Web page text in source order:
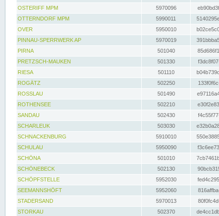
OSTERIFF MPM
5970096
OTTERNDORF MPM
5990011
OVER
5950010
PINNAU-SPERRWERK AP
5970019
PIRNA
501040
PRETZSCH-MAUKEN
501330
RIESA
501110
ROGÄTZ
502250
ROSSLAU
501490
ROTHENSEE
502210
SANDAU
502430
SCHARLEUK
503030
SCHNACKENBURG
5910010
SCHULAU
5950090
SCHÖNA
501010
SCHÖNEBECK
502130
SCHÖPFSTELLE
5952030
SEEMANNSHÖFT
5952060
STADERSAND
5970013
STORKAU
502370